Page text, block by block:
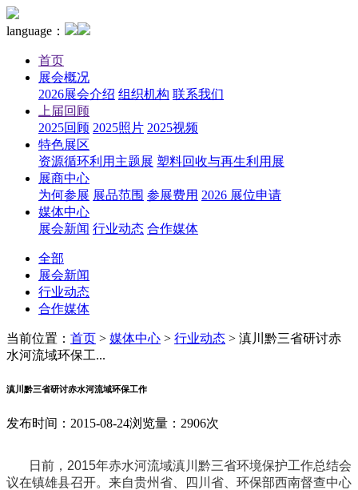
language：
首页
展会概况
2026展会介绍 组织机构 联系我们
上届回顾
2025回顾 2025照片 2025视频
特色展区
资源循环利用主题展 塑料回收与再生利用展
展商中心
为何参展 展品范围 参展费用 2026 展位申请
媒体中心
展会新闻 行业动态 合作媒体
全部
展会新闻
行业动态
合作媒体
当前位置： 首页 > 媒体中心 > 行业动态 > 滇川黔三省研讨赤
水河流域环保工...
滇川黔三省研讨赤水河流域环保工作
发布时间：2015-08-24浏览量：2906次
日前，2015年赤水河流域滇川黔三省环境保护工作总结会
议在镇雄县召开。来自贵州省、四川省、环保部西南督查中心